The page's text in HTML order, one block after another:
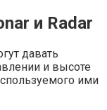
и Radar
давать
и высоте
ими